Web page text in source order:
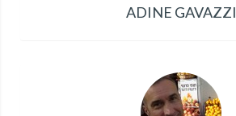
ADINE GAVAZZI